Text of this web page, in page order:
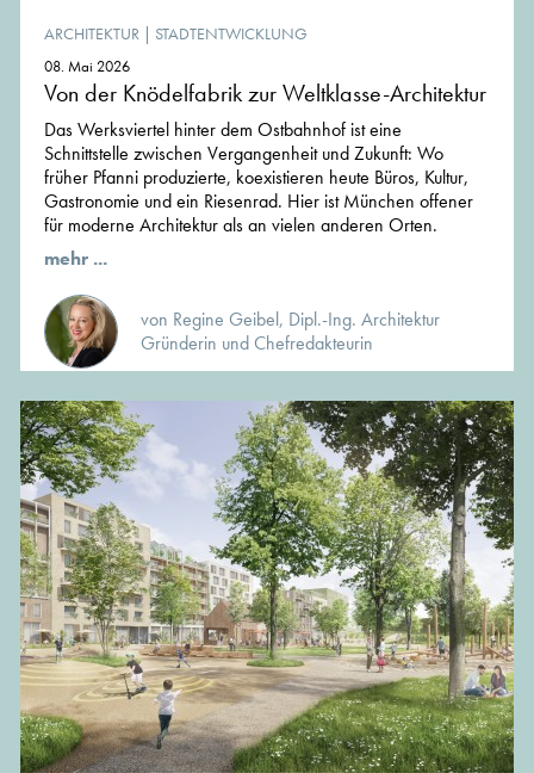
ARCHITEKTUR | STADTENTWICKLUNG
08. Mai 2026
Von der Knödelfabrik zur Weltklasse-Architektur
Das Werksviertel hinter dem Ostbahnhof ist eine
Schnittstelle zwischen Vergangenheit und Zukunft: Wo
früher Pfanni produzierte, koexistieren heute Büros, Kultur,
Gastronomie und ein Riesenrad. Hier ist München offener
für moderne Architektur als an vielen anderen Orten.
mehr ...
von Regine Geibel, Dipl.-Ing. Architektur
Gründerin und Chefredakteurin